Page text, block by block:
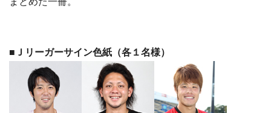
■Ｊリーガーサイン色紙（各１名様）